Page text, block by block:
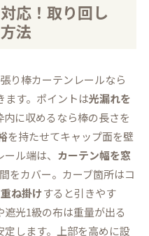
応！取り回し
法
り棒カーテンレールなら
ます。ポイントは光漏れを
内に収めるなら棒の長さを
を持たせてキャップ面を壁
ル端は、 カーテン幅を窓
をカバー。カーブ箇所はコ
ね掛けすると引きやす
光1級の布は重量が出る
定します。上部を高めに設